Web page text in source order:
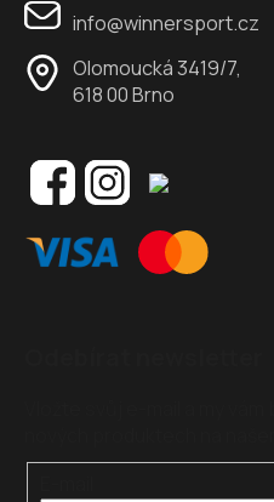
info@winnersport.cz
Olomoucká 3419/7,
618 00 Brno